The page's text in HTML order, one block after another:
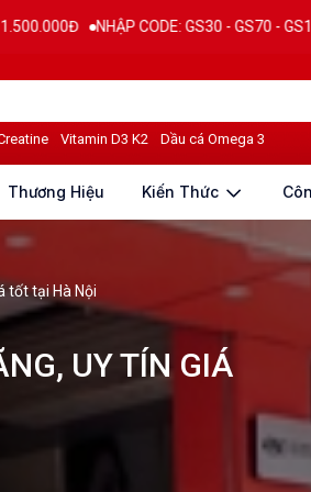
CODE: GS30 - GS70 - GS100 giảm trực
Vitamin D3 K2 Dầu cá Omega 3
Thương Hiệu Kiến Thức
tốt tại Hà Nội
UY TÍN GIÁ